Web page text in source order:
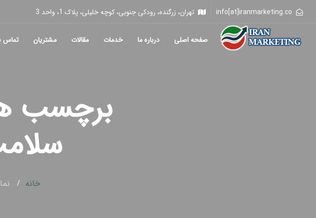
info[at]iranmarketing.co تهران، زرگنده، رودکی جنوبی، کوچه خلیلی، پلاک 1، واحد 3
صفحه اصلی درباره ما خدمات مقالات مشتریان تماس
برچسب
خانه